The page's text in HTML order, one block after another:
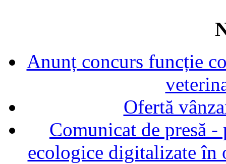
Anunț concurs funcție
Ofertă
Comunicat de presă
ecologice digitalizate în